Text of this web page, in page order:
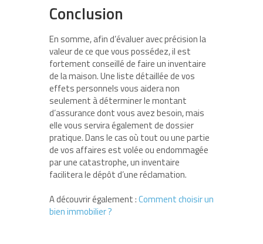
Conclusion
En somme, afin d’évaluer avec précision la
valeur de ce que vous possédez, il est
fortement conseillé de faire un inventaire
de la maison. Une liste détaillée de vos
effets personnels vous aidera non
seulement à déterminer le montant
d’assurance dont vous avez besoin, mais
elle vous servira également de dossier
pratique. Dans le cas où tout ou une partie
de vos affaires est volée ou endommagée
par une catastrophe, un inventaire
facilitera le dépôt d’une réclamation.
A découvrir également :Comment choisir un
bien immobilier ?